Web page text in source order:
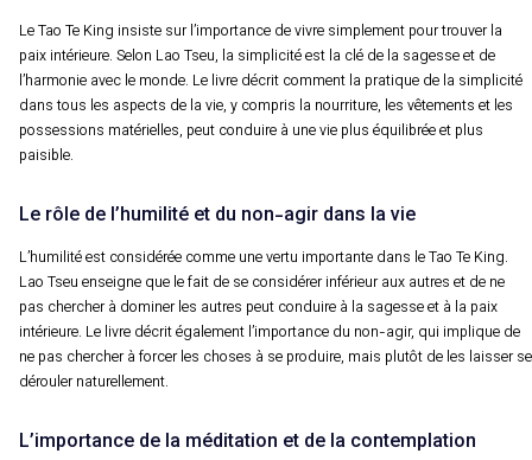
Le Tao Te King insiste sur l’importance de vivre simplement pour trouver la
paix intérieure. Selon Lao Tseu, la simplicité est la clé de la sagesse et de
l’harmonie avec le monde. Le livre décrit comment la pratique de la simplicité
dans tous les aspects de la vie, y compris la nourriture, les vêtements et les
possessions matérielles, peut conduire à une vie plus équilibrée et plus
paisible.
Le rôle de l’humilité et du non-agir dans la vie
L’humilité est considérée comme une vertu importante dans le Tao Te King.
Lao Tseu enseigne que le fait de se considérer inférieur aux autres et de ne
pas chercher à dominer les autres peut conduire à la sagesse et à la paix
intérieure. Le livre décrit également l’importance du non-agir, qui implique de
ne pas chercher à forcer les choses à se produire, mais plutôt de les laisser se
dérouler naturellement.
L’importance de la méditation et de la contemplation